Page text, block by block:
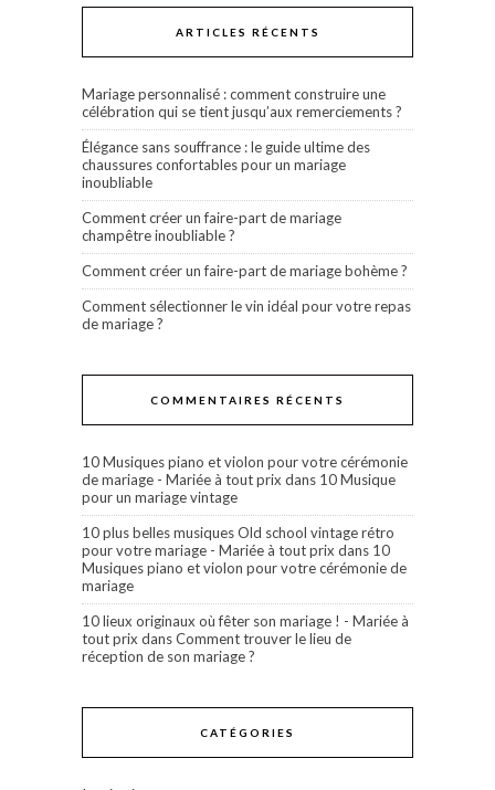
ARTICLES RÉCENTS
Mariage personnalisé : comment construire une
célébration qui se tient jusqu’aux remerciements ?
Élégance sans souffrance : le guide ultime des
chaussures confortables pour un mariage
inoubliable
Comment créer un faire-part de mariage
champêtre inoubliable ?
Comment créer un faire-part de mariage bohème ?
Comment sélectionner le vin idéal pour votre repas
de mariage ?
COMMENTAIRES RÉCENTS
10 Musiques piano et violon pour votre cérémonie
de mariage - Mariée à tout prix dans 10 Musique
pour un mariage vintage
10 plus belles musiques Old school vintage rétro
pour votre mariage - Mariée à tout prix dans 10
Musiques piano et violon pour votre cérémonie de
mariage
10 lieux originaux où fêter son mariage ! - Mariée à
tout prix dansComment trouver le lieu de
réception de son mariage ?
CATÉGORIES